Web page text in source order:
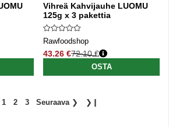
Vihreä Kahvijauhe LUOMU
125g x 3 pakettia
Rawfoodshop
43.26 €
Normaali hinta
72.10 €
OSTA
1 2 3 Seuraava ❯ ❯❙